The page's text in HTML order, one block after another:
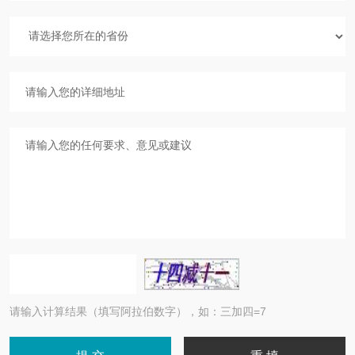
请输入计算结果（填写阿拉伯数字），如：三加四=7